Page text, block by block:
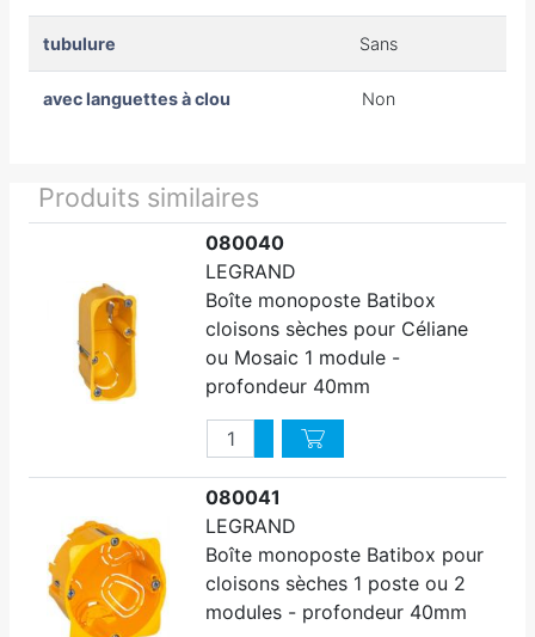
tubulure Sans
avec languettes à clou Non
Produits similaires
080040
LEGRAND
Boîte monoposte Batibox
cloisons sèches pour Céliane
ou Mosaic 1 module -
profondeur 40mm
QuantitéAugmenter quantité
Diminuer quantité
080041
LEGRAND
Boîte monoposte Batibox pour
cloisons sèches 1 poste ou 2
modules - profondeur 40mm